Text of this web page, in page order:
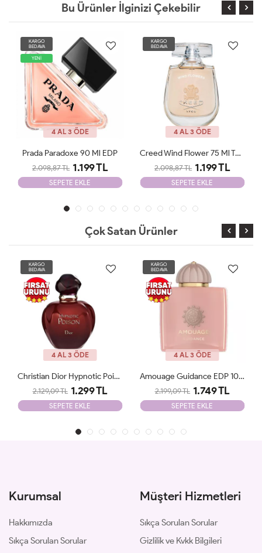
Bu Ürünler İlginizi Çekebilir
KARGO
BEDAVA
4 AL 3 ÖDE
Creed Wind Flower 75 Ml Tester
2.098,87 TL 1.199 TL
SEPETE EKLE
KARGO
BEDAVA
4 AL 3 ÖDE
Jean Poul La Belle Le Parfum Edp 100 ML Woman Tester
2.098,87 TL 1.199 TL
SEPETE EKLE
Çok Satan Ürünler
KARGO
BEDAVA
4 AL 3 ÖDE
Amouage Guidance EDP 100 Ml Tester
2.199,09 TL 1.749 TL
SEPETE EKLE
KARGO
BEDAVA
YENİ
4 AL 3 ÖDE
Yves Saint Laurent Libre İntence Edp 90 Ml Tester
2.099,09 TL 1.249 TL
SEPETE EKLE
Kurumsal
Hakkımızda
Sıkça Sorulan Sorular
Müşteri Hizmetleri
Sıkça Sorulan Sorular
Gizlilik ve Kvkk Bilgileri